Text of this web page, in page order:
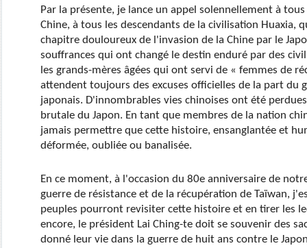
Par la présente, je lance un appel solennellement à
Chine, à tous les descendants de la civilisation Huaxia,
chapitre douloureux de l'invasion de la Chine par le
souffrances qui ont changé le destin enduré par des
les grands-mères âgées qui ont servi de « femmes de
attendent toujours des excuses officielles de la part du
japonais. D'innombrables vies chinoises ont été
brutale du Japon. En tant que membres de la nation
jamais permettre que cette histoire, ensanglantée et
déformée, oubliée ou banalisée.
En ce moment, à l'occasion du 80e anniversaire de
guerre de résistance et de la récupération de Taïwan,
peuples pourront revisiter cette histoire et en tirer les
encore, le président Lai Ching-te doit se souvenir des
donné leur vie dans la guerre de huit ans contre le